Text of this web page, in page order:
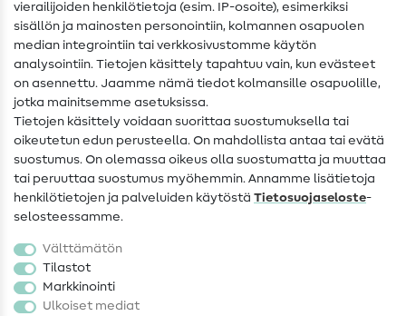
Ompeluohjeet
Apua ja yhteystiedot
Yhteystiedot
Tietoa omistajanvaihdoksesta
Peruutusoikeus
Suosittu
Kankaat
Ompelutarvikkeet
vierailijoiden henkilötietoja (esim. IP-osoite), esimerkiksi
sisällön ja mainosten personointiin, kolmannen osapuolen
median integrointiin tai verkkosivustomme käytön
analysointiin. Tietojen käsittely tapahtuu vain, kun evästeet
on asennettu. Jaamme nämä tiedot kolmansille osapuolille,
jotka mainitsemme asetuksissa.
Tietojen käsittely voidaan suorittaa suostumuksella tai
oikeutetun edun perusteella. On mahdollista antaa tai evätä
suostumus. On olemassa oikeus olla suostumatta ja muuttaa
tai peruuttaa suostumus myöhemmin. Annamme lisätietoja
henkilötietojen ja palveluiden käytöstä Tietosuojaseloste-
selosteessamme.
Välttämätön
Tilastot
Markkinointi
Ulkoiset mediat